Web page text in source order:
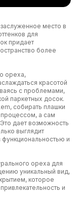
место в
для
придает
более
ореха,
красотой
с проблемами,
паркетных досок.
собирать плашки
процессом, а сам
дает возможность
выглядит
функциональностью и
ореха для
уникальный вид,
которое
и